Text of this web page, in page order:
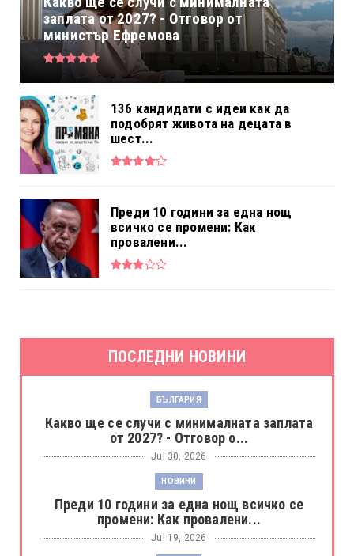
заплата от 2027? - Отговор от
министър Ефремова
136 кандидати с идеи как да
подобрят живота на децата в
шест...
Преди 10 години за една нощ
всичко се промени: Как
провалени...
ПОСЛЕДНИ НОВИНИ
БЪЛГАРИЯ
Какво ще се случи с минималната заплата
от 2027? - Отговор о...
Jul 30, 2026
НОВИНИ
Преди 10 години за една нощ всичко се
промени: Как провалени...
Jul 19, 2026